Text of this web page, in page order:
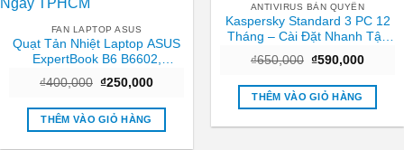
FAN LAPTOP ASUS
Quạt Tản Nhiệt Laptop ASUS
ExpertBook B6 B6602,
Ngay TPHCM
₫400,000 Giá
là:
₫400,000.
₫250,000Giá
tại
₫250,000.
THÊM VÀO GIỎ HÀNG
ANTIVIRUS BẢN QUYỀN
Kaspersky Standard 3 PC 12
Tháng – Cài Đặt Nhanh Tận
₫650,000 Giá
là:
₫650,000.
₫590,000Giá
tại
THÊM VÀO GIỎ HÀNG